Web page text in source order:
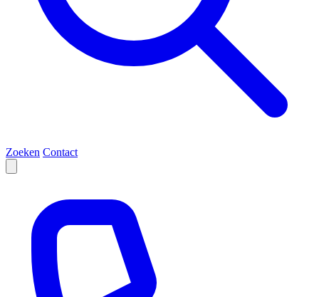
Zoeken Contact